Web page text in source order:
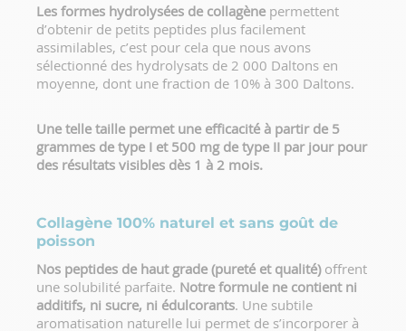
Les formes hydrolysées de collagène permettent
d’obtenir de petits peptides plus facilement
assimilables, c’est pour cela que nous avons
sélectionné des hydrolysats de 2 000 Daltons en
moyenne, dont une fraction de 10% à 300 Daltons.
Une telle taille permet une efficacité à partir de 5
grammes de type I et 500 mg de type II par jour pour
des résultats visibles dès 1 à 2 mois.
Collagène 100% naturel et sans goût de
poisson
Nos peptides de haut grade (pureté et qualité)offrent
une solubilité parfaite. Notre formule ne contient ni
additifs, ni sucre, ni édulcorants. Une subtile
aromatisation naturelle lui permet de s’incorporer à